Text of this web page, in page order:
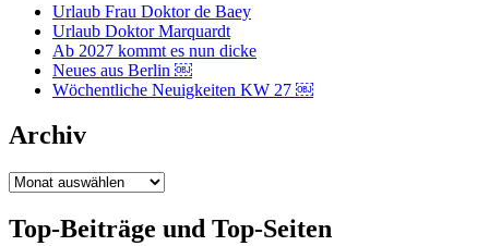
Urlaub Frau Doktor de Baey
Urlaub Doktor Marquardt
Ab 2027 kommt es nun dicke
Neues aus Berlin ￼
Wöchentliche Neuigkeiten KW 27 ￼
Archiv
Archiv
Top-Beiträge und Top-Seiten